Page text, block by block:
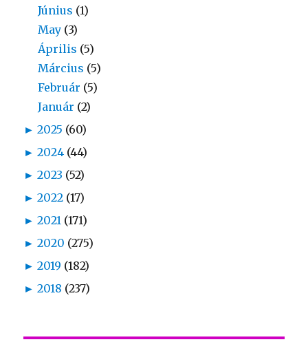
Június (1)
May (3)
Április (5)
Március (5)
Február (5)
Január (2)
► 2025 (60)
► 2024 (44)
► 2023 (52)
► 2022 (17)
► 2021 (171)
► 2020 (275)
► 2019 (182)
► 2018 (237)